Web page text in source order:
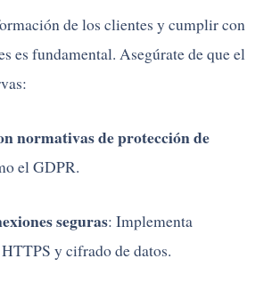
delos clientes ycumplircon
es fundamental. Asegúratedequeel
normativasdeprotecciónde
el GDPR.
seguras: Implementa
HTTPS ycifradodedatos.